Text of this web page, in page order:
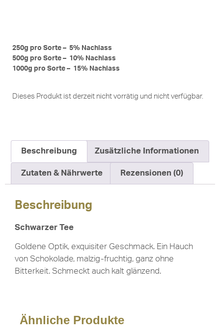
250g pro Sorte – 5% Nachlass
500g pro Sorte – 10% Nachlass
1000g pro Sorte – 15% Nachlass
Dieses Produkt ist derzeit nicht vorrätig und nicht verfügbar.
Beschreibung Zusätzliche Informationen
Zutaten & Nährwerte Rezensionen (0)
Beschreibung
Schwarzer Tee
Goldene Optik, exquisiter Geschmack. Ein Hauch
von Schokolade, malzig-fruchtig, ganz ohne
Bitterkeit. Schmeckt auch kalt glänzend.
Ähnliche Produkte